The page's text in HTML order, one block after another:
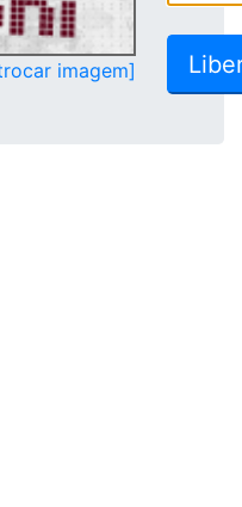
imagem]